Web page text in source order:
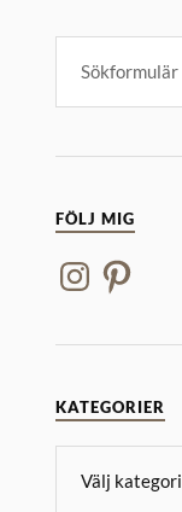
FÖLJ MIG
KATEGORIER